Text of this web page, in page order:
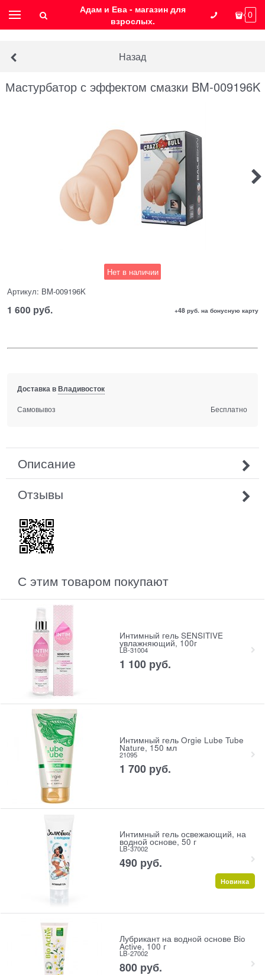
Адам и Ева - магазин для
взрослых.
0
Назад
Мастурбатор с эффектом смазки BM-009196K
Нет в наличии
Артикул: BM-009196K
1 600 руб. +48 руб. на бонусную карту
Доставка вВладивосток
Самовывоз Бесплатно
Описание
Отзывы
С этим товаром покупают
Интимный гель SENSITIVE
увлажняющий, 100г
LB-31004
1 100 руб.
Интимный гель Orgie Lube Tube
Nature, 150 мл
21095
1 700 руб.
Интимный гель освежающий, на
водной основе, 50 г
LB-37002
490 руб.
Новинка
Лубрикант на водной основе Bio
Active, 100 г
LB-27002
800 руб.